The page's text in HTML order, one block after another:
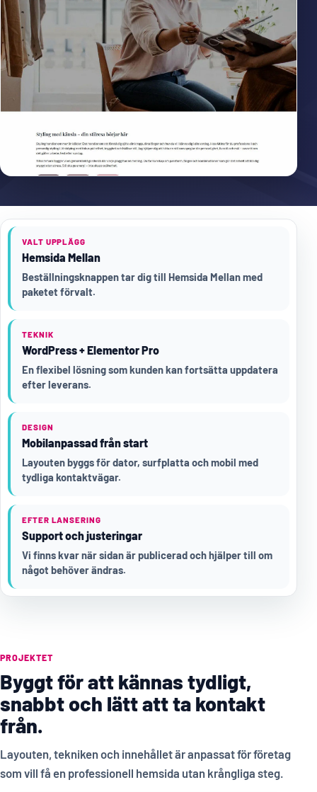
VALT UPPLÄGG
Hemsida Mellan
Beställningsknappen tar dig till Hemsida Mellan med
paketet förvalt.
TEKNIK
WordPress + Elementor Pro
En flexibel lösning som kunden kan fortsätta uppdatera
efter leverans.
DESIGN
Mobilanpassad från start
Layouten byggs för dator, surfplatta och mobil med
tydliga kontaktvägar.
EFTER LANSERING
Support och justeringar
Vi finns kvar när sidan är publicerad och hjälper till om
något behöver ändras.
PROJEKTET
Byggt för att kännas tydligt,
snabbt och lätt att ta kontakt
från.
Layouten, tekniken och innehållet är anpassat för företag
som vill få en professionell hemsida utan krångliga steg.